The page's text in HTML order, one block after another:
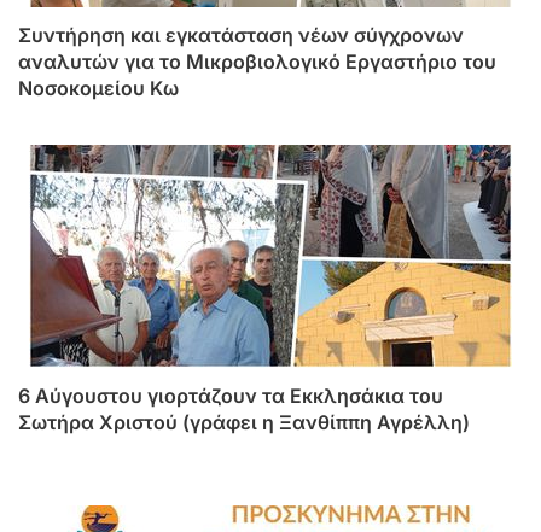
Συντήρηση και εγκατάσταση νέων σύγχρονων
αναλυτών για το Μικροβιολογικό Εργαστήριο του
Νοσοκομείου Κω
6 Αύγουστου γιορτάζουν τα Εκκλησάκια του
Σωτήρα Χριστού (γράφει η Ξανθίππη Αγρέλλη)